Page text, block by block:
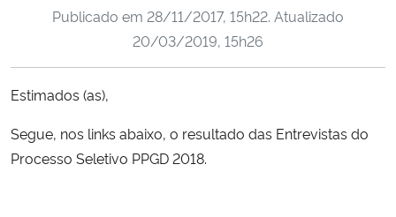
Ministério da Cidadania
Ministério da Ciência, Tecnologia, Inovações e Comunicações
Publicado em 28/11/2017, 15h22. Atualizado
20/03/2019, 15h26
Estimados (as),
Segue, nos links abaixo, o resultado das Entrevistas do
Processo Seletivo PPGD 2018.